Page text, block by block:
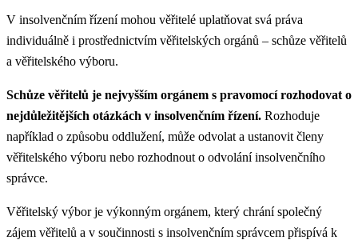
V insolvenčním řízení mohou věřitelé uplatňovat svá práva
individuálně i prostřednictvím věřitelských orgánů – schůze věřitelů
a věřitelského výboru.
Schůze věřitelů je nejvyšším orgánem s pravomocí rozhodovat o
nejdůležitějších otázkách v insolvenčním řízení. Rozhoduje
například o způsobu oddlužení, může odvolat a ustanovit členy
věřitelského výboru nebo rozhodnout o odvolání insolvenčního
správce.
Věřitelský výbor je výkonným orgánem, který chrání společný
zájem věřitelů a v součinnosti s insolvenčním správcem přispívá k